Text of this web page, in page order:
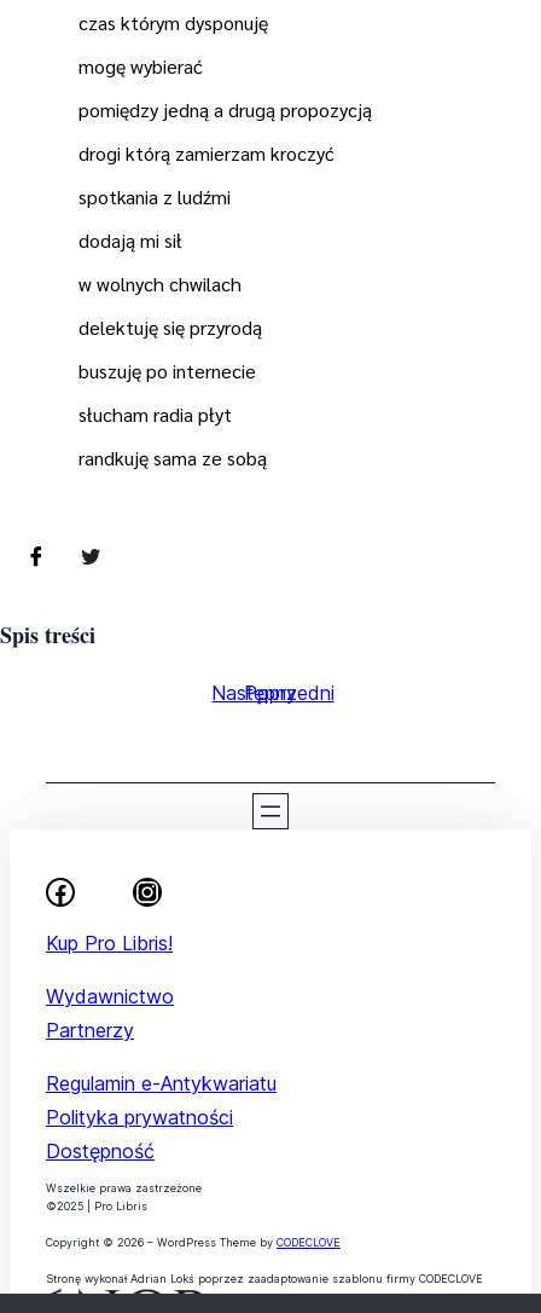
czas którym dysponuję
mogę wybierać
pomiędzy jedną a drugą propozycją
drogi którą zamierzam kroczyć
spotkania z ludźmi
dodają mi sił
w wolnych chwilach
delektuję się przyrodą
buszuję po internecie
słucham radia płyt
randkuję sama ze sobą
Spis treści
Poprzedni
Następny
Kup Pro Libris!
Wydawnictwo
Partnerzy
Regulamin e-Antykwariatu
Polityka prywatności
Dostępność
Wszelkie prawa zastrzeżone
©2025 | Pro Libris
Copyright © 2026 – WordPress Theme by CODECLOVE
Stronę wykonał Adrian Lokś poprzez zaadaptowanie szablonu firmy CODECLOVE